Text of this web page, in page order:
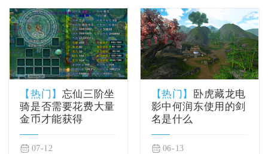
【热门】 忘仙三阶坐
骑是否需要花费大量
金币才能获得
07-12
【热门】
卧虎藏龙电
影中何润东使用的剑
名是什么
06-13